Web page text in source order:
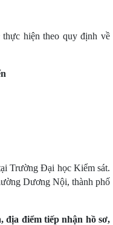
hiện theo quy định về
Trường Đại học Kiểm sát.
Dương Nội, thành phố
địa điểm tiếp nhận hồ sơ,